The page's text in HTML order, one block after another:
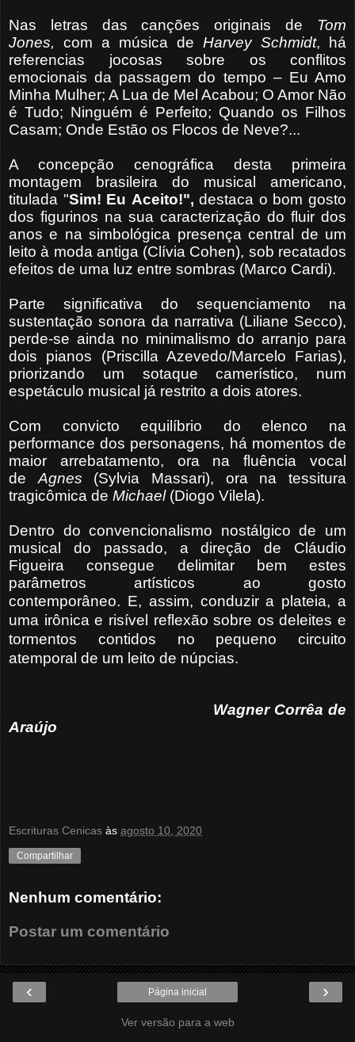
Nas letras das canções originais de Tom
Jones, com a música de Harvey Schmidt, há
referencias jocosas sobre os conflitos
emocionais da passagem do tempo – Eu Amo
Minha Mulher; A Lua de Mel Acabou; O Amor Não
é Tudo; Ninguém é Perfeito; Quando os Filhos
Casam; Onde Estão os Flocos de Neve?...
A concepção cenográfica desta primeira
montagem brasileira do musical americano,
titulada "Sim! Eu Aceito!", destaca o bom gosto
dos figurinos na sua caracterização do fluir dos
anos e na simbológica presença central de um
leito à moda antiga (Clívia Cohen), sob recatados
efeitos de uma luz entre sombras (Marco Cardi).
Parte significativa do sequenciamento na
sustentação sonora da narrativa (Liliane Secco),
perde-se ainda no minimalismo do arranjo para
dois pianos (Priscilla Azevedo/Marcelo Farias),
priorizando um sotaque camerístico, num
espetáculo musical já restrito a dois atores.
Com convicto equilíbrio do elenco na
performance dos personagens, há momentos de
maior arrebatamento, ora na fluência vocal
deAgnes (Sylvia Massari), ora na tessitura
tragicômica de Michael(Diogo Vilela).
Dentro do convencionalismo nostálgico de um
musical do passado, a direção de Cláudio
Figueira consegue delimitar bem estes
parâmetros artísticos ao gosto
contemporâneo. E, assim, conduzir a plateia, a
uma irônica e risível reflexão sobre os deleites e
tormentos contidos no pequeno circuito
atemporal de um leito de núpcias.
Wagner Corrêa de
Araújo
Escrituras Cenicas às agosto 10, 2020
Compartilhar
Nenhum comentário:
Postar um comentário
‹ ›
Página inicial
Ver versão para a web